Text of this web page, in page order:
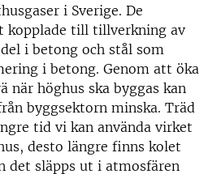
i Sverige. De
kopplade till tillverkning av
i betong och stål som
i betong. Genom att öka
när höghus ska byggas kan
byggsektorn minska. Träd
tid vi kan använda virket
desto längre finns kolet
det släpps ut i atmosfären